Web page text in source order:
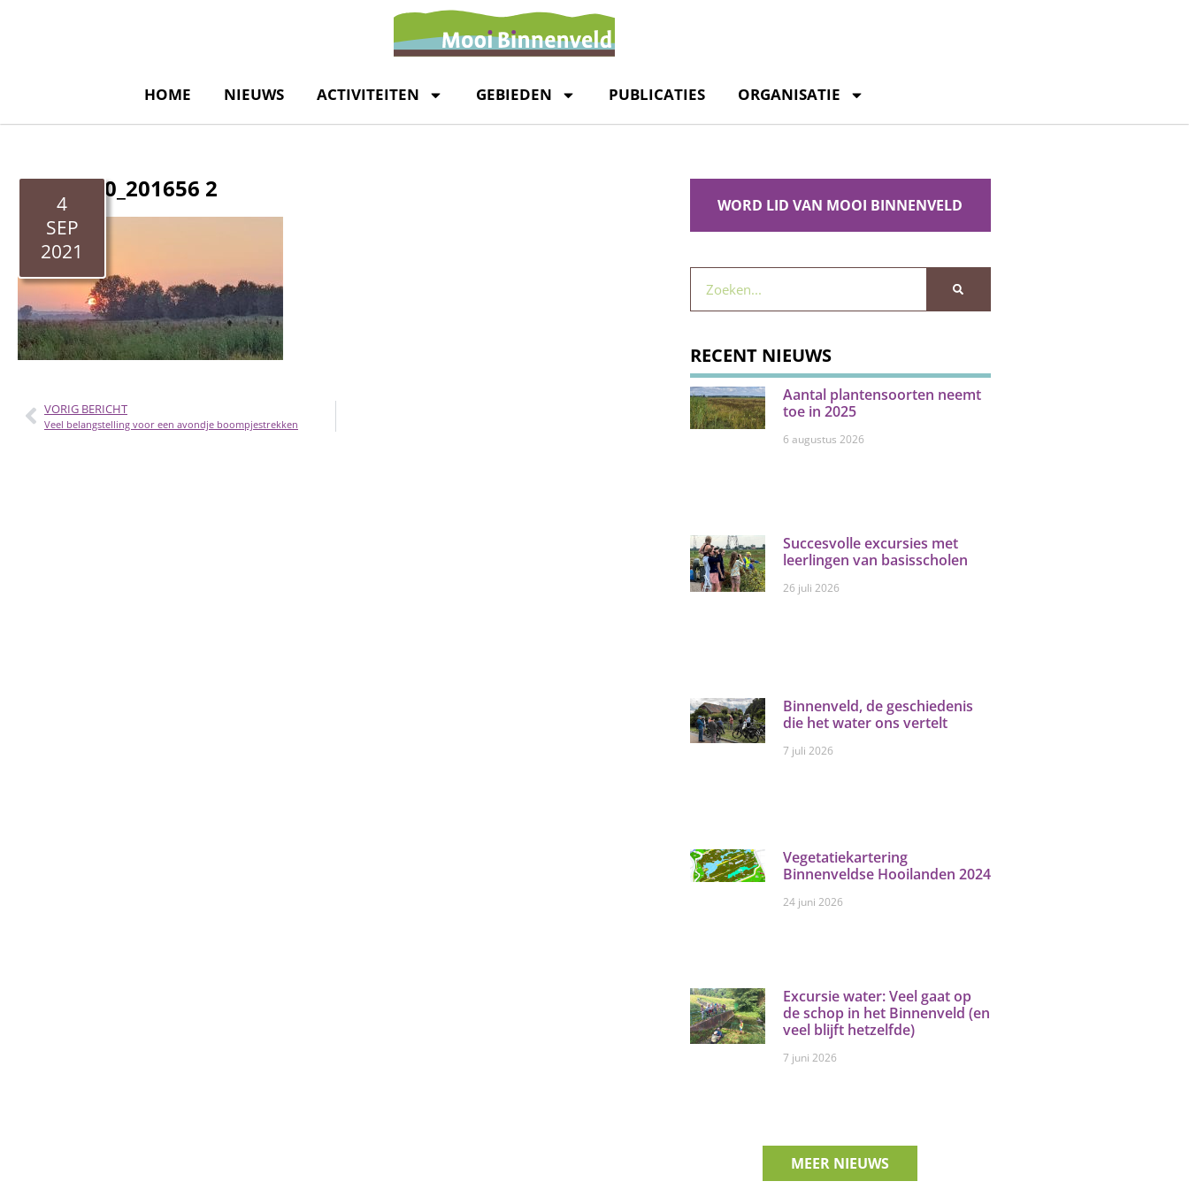
HOME NIEUWS ACTIVITEITEN GEBIEDEN PUBLICATIES ORGANISATIE
4
SEP
2021
20210830_201656 2
VORIG BERICHT
Veel belangstelling voor een avondje boompjestrekken
WORD LID VAN MOOI BINNENVELD
RECENT NIEUWS
Aantal plantensoorten neemt
toe in 2025
6 augustus 2026
Succesvolle excursies met
leerlingen van basisscholen
26 juli 2026
Binnenveld, de geschiedenis
die het water ons vertelt
7 juli 2026
Vegetatiekartering
Binnenveldse Hooilanden 2024
24 juni 2026
Excursie water: Veel gaat op
de schop in het Binnenveld (en
veel blijft hetzelfde)
7 juni 2026
MEER NIEUWS